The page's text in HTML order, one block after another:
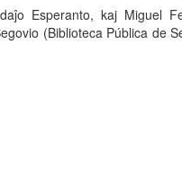
Esperanto, kaj Miguel
(Biblioteca Pública de